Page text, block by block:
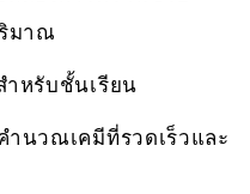
มาณ
ำหรับชั้นเรียน
ำนวณเคมีที่รวดเร็วและ